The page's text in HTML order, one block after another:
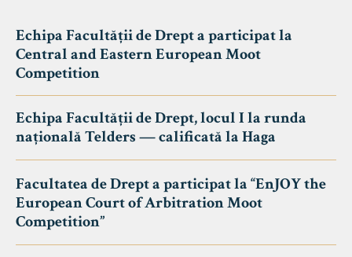
Echipa Facultății de Drept a participat la
Central and Eastern European Moot
Competition
Echipa Facultății de Drept, locul I la runda
națională Telders — calificată la Haga
Facultatea de Drept a participat la “EnJOY the
European Court of Arbitration Moot
Competition”